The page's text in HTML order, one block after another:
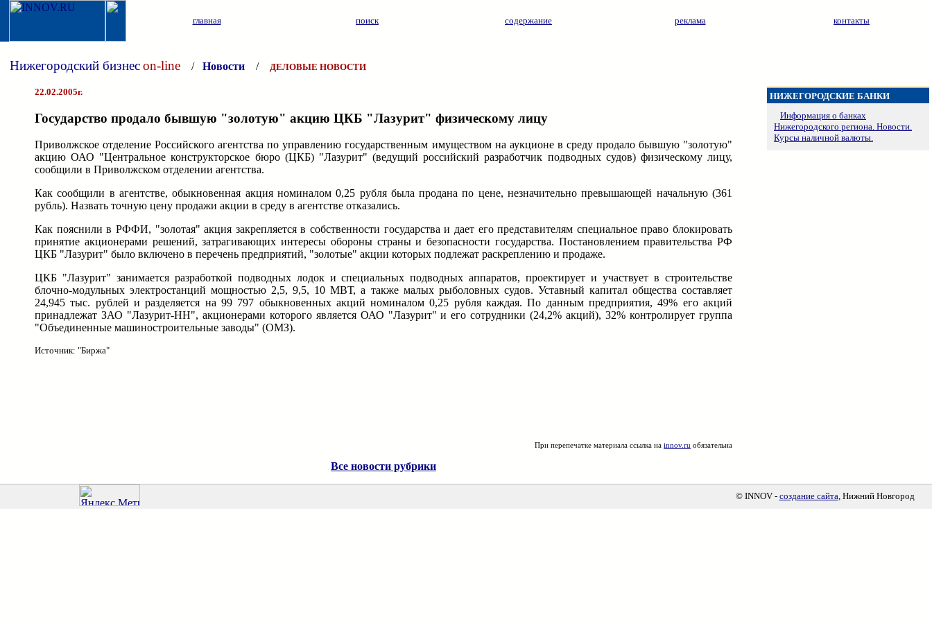
главная поиск содержание реклама контакты
Нижегородский бизнесon-line / Новости / ДЕЛОВЫЕ НОВОСТИ
22.02.2005г.
Государство продало бывшую "золотую" акцию ЦКБ "Лазурит" физическому лицу
Приволжское отделение Российского агентства по управлению государственным имуществом на аукционе в среду продало бывшую "золотую"
акцию ОАО "Центральное конструкторское бюро (ЦКБ) "Лазурит" (ведущий российский разработчик подводных судов) физическому лицу,
сообщили в Приволжском отделении агентства.
Как сообщили в агентстве, обыкновенная акция номиналом 0,25 рубля была продана по цене, незначительно превышающей начальную (361
рубль). Назвать точную цену продажи акции в среду в агентстве отказались.
Как пояснили в РФФИ, "золотая" акция закрепляется в собственности государства и дает его представителям специальное право блокировать
принятие акционерами решений, затрагивающих интересы обороны страны и безопасности государства. Постановлением правительства РФ
ЦКБ "Лазурит" было включено в перечень предприятий, "золотые" акции которых подлежат раскреплению и продаже.
ЦКБ "Лазурит" занимается разработкой подводных лодок и специальных подводных аппаратов, проектирует и участвует в строительстве
блочно-модульных электростанций мощностью 2,5, 9,5, 10 МВТ, а также малых рыболовных судов. Уставный капитал общества составляет
24,945 тыс. рублей и разделяется на 99 797 обыкновенных акций номиналом 0,25 рубля каждая. По данным предприятия, 49% его акций
принадлежат ЗАО "Лазурит-НН", акционерами которого является ОАО "Лазурит" и его сотрудники (24,2% акций), 32% контролирует группа
"Объединенные машиностроительные заводы" (ОМЗ).
Источник: "Биржа"
При перепечатке материала ссылка на innov.ru обязательна
Все новости рубрики
НИЖЕГОРОДСКИЕ БАНКИ
Информация о банках
Нижегородского региона. Новости.
Курсы наличной валюты.
© INNOV - создание сайта, Нижний Новгород